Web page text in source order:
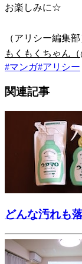
お楽しみに☆
（アリシー編集部
もくもくちゃん（
#マンガ#アリシー
関連記事
どんな汚れも